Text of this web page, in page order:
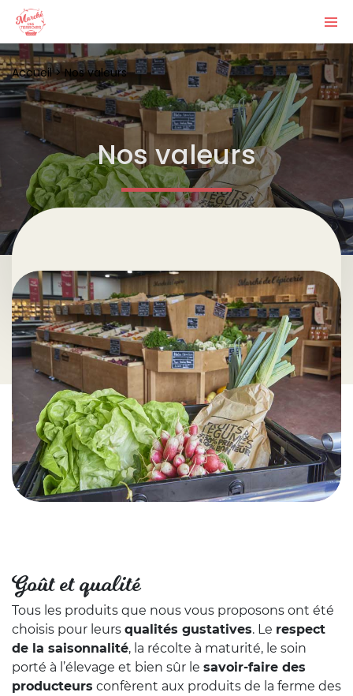
Accueil>Nos valeurs
Nos valeurs
Goût et qualité
Tous les produits que nous vous proposons ont été
choisis pour leurs qualités gustatives. Le respect
de la saisonnalité, la récolte à maturité, le soin
porté à l’élevage et bien sûr le savoir-faire des
producteurs confèrent aux produits de la ferme des